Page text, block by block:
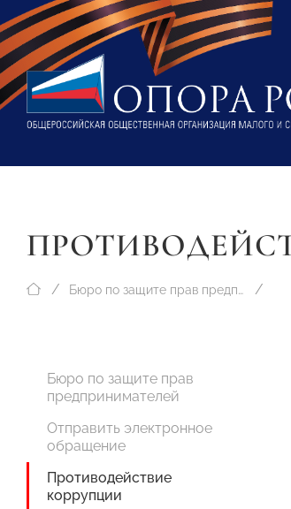
Бюро по защите прав предпринимателей
Бюро по защите прав
предпринимателей
Отправить электронное
обращение
Противодействие
коррупции